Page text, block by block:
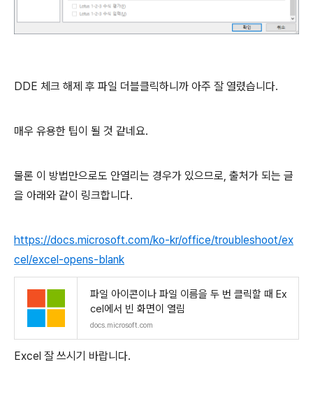
DDE 체크 해제 후 파일 더블클릭하니까 아주 잘 열렸습니다.
매우 유용한 팁이 될 것 같네요.
물론 이 방법만으로도 안열리는 경우가 있으므로, 출처가 되는 글
을 아래와 같이 링크합니다.
https://docs.microsoft.com/ko-kr/office/troubleshoot/ex
cel/excel-opens-blank
파일 아이콘이나 파일 이름을 두 번 클릭할 때 Ex
cel에서 빈 화면이 열림
docs.microsoft.com
Excel 잘 쓰시기 바랍니다.